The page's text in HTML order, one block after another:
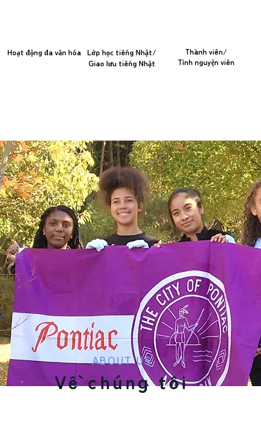
Hoạt động đa văn hóa
Lớp học tiếng Nhật/
Giao lưu tiếng Nhật
Thành viên/
Tình nguyện viên
ABOUT US
Về chúng tôi